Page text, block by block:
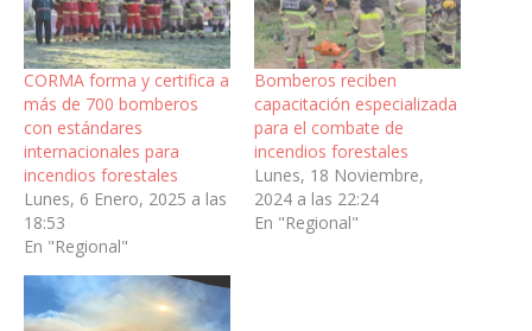
CORMA forma y certifica a
más de 700 bomberos
con estándares
internacionales para
incendios forestales
Lunes, 6 Enero, 2025 a las
18:53
En "Regional"
Bomberos reciben
capacitación especializada
para el combate de
incendios forestales
Lunes, 18 Noviembre,
2024 a las 22:24
En "Regional"